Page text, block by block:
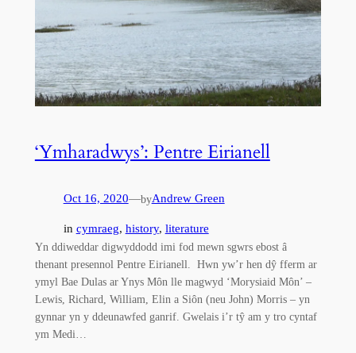
‘Ymharadwys’: Pentre Eirianell
Oct 16, 2020—byAndrew Green
in cymraeg, history, literature
Yn ddiweddar digwyddodd imi fod mewn sgwrs ebost â
thenant presennol Pentre Eirianell. Hwn yw’r hen dŷ fferm ar
ymyl Bae Dulas ar Ynys Môn lle magwyd ‘Morysiaid Môn’ –
Lewis, Richard, William, Elin a Siôn (neu John) Morris – yn
gynnar yn y ddeunawfed ganrif. Gwelais i’r tŷ am y tro cyntaf
ym Medi…